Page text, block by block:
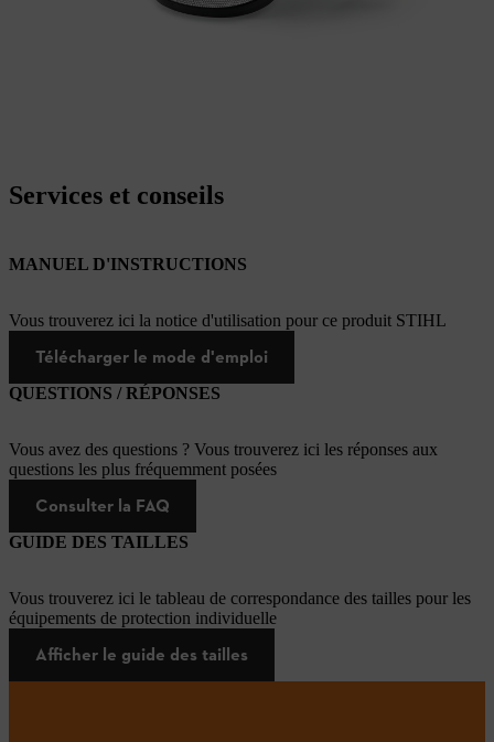
Services et conseils
MANUEL D'INSTRUCTIONS
Vous trouverez ici la notice d'utilisation pour ce produit STIHL
Télécharger le mode d'emploi
QUESTIONS / RÉPONSES
Vous avez des questions ? Vous trouverez ici les réponses aux
questions les plus fréquemment posées
Consulter la FAQ
GUIDE DES TAILLES
Vous trouverez ici le tableau de correspondance des tailles pour les
équipements de protection individuelle
Afficher le guide des tailles